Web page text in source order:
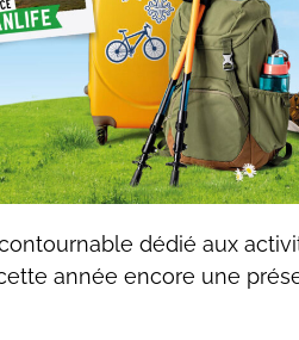
dédié aux
année encore une